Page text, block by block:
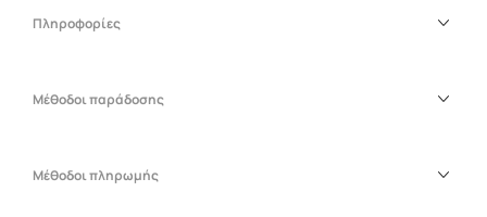
Πληροφορίες
Μέθοδοι παράδοσης
Μέθοδοι πληρωμής